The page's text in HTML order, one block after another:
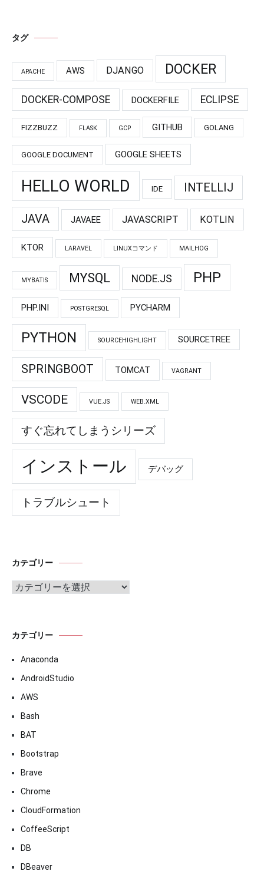
タグ
APACHE AWS DJANGO DOCKER
DOCKER-COMPOSE DOCKERFILE ECLIPSE
FIZZBUZZ FLASK GCP GITHUB GOLANG
GOOGLE DOCUMENT GOOGLE SHEETS
HELLO WORLD IDE INTELLIJ
JAVA JAVAEE JAVASCRIPT KOTLIN
KTOR LARAVEL LINUXコマンド MAILHOG
MYBATIS MYSQL NODE.JS PHP
PHP.INI POSTGRESQL PYCHARM
PYTHON SOURCEHIGHLIGHT SOURCETREE
SPRINGBOOT TOMCAT VAGRANT
VSCODE VUE.JS WEB.XML
すぐ忘れてしまうシリーズ
インストール デバッグ
トラブルシュート
カテゴリー
カ
ー
カテゴリー
Anaconda
AndroidStudio
AWS
Bash
BAT
Bootstrap
Brave
Chrome
CloudFormation
CoffeeScript
DB
DBeaver